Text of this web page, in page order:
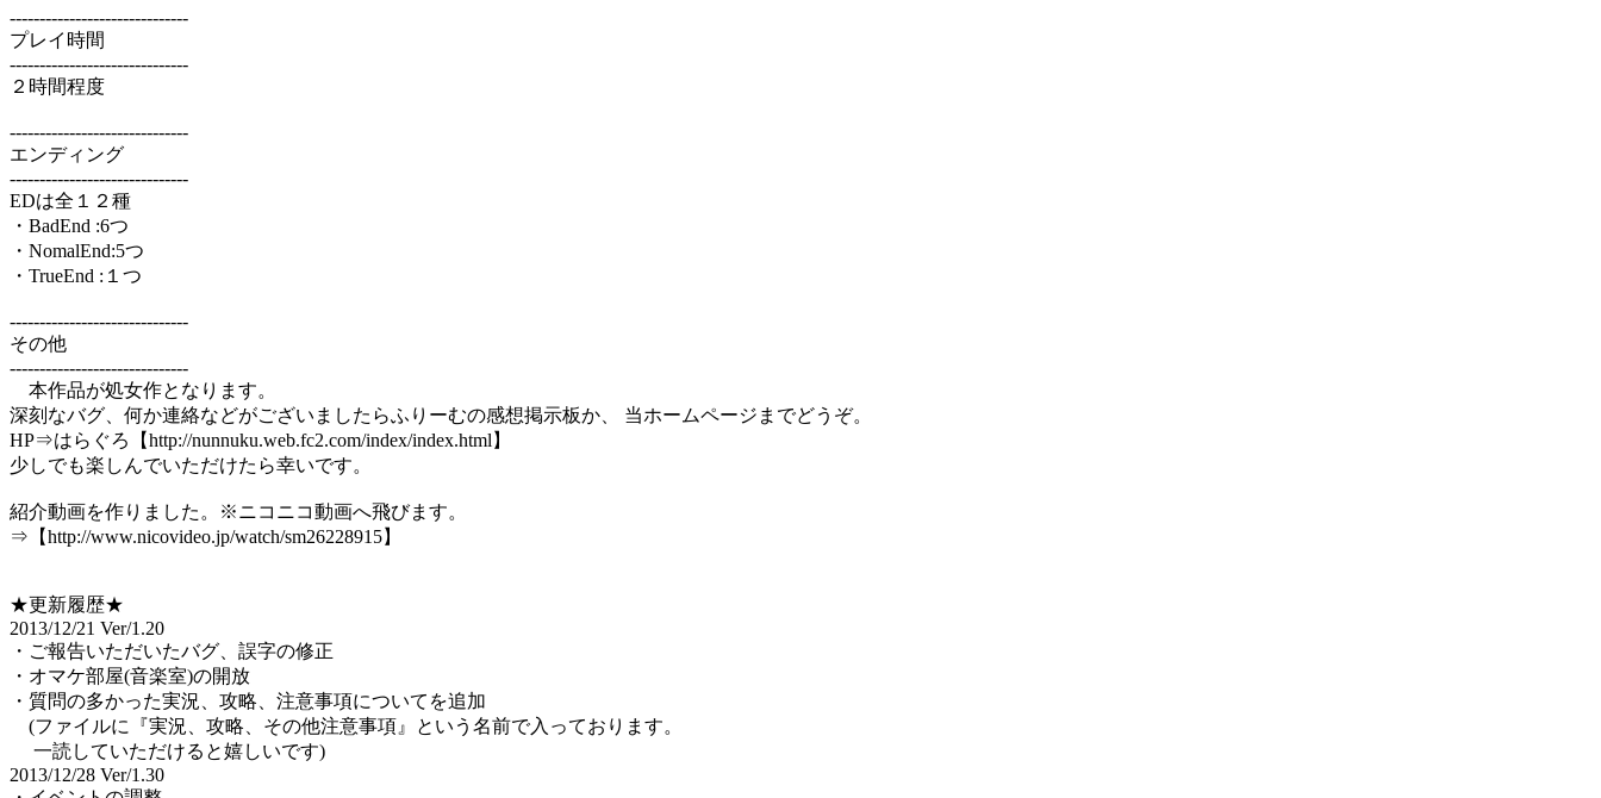
------------------------------
プレイ時間
------------------------------
２時間程度
------------------------------
エンディング
------------------------------
EDは全１２種
・BadEnd :6つ
・NomalEnd:5つ
・TrueEnd :１つ
------------------------------
その他
------------------------------
本作品が処女作となります。
深刻なバグ、何か連絡などがございましたらふりーむの感想掲示板か、 当ホームページまでどうぞ。
HP⇒はらぐろ【http://nunnuku.web.fc2.com/index/index.html】
少しでも楽しんでいただけたら幸いです。
紹介動画を作りました。※ニコニコ動画へ飛びます。
⇒【http://www.nicovideo.jp/watch/sm26228915】
★更新履歴★
2013/12/21 Ver/1.20
・ご報告いただいたバグ、誤字の修正
・オマケ部屋(音楽室)の開放
・質問の多かった実況、攻略、注意事項についてを追加
(ファイルに『実況、攻略、その他注意事項』という名前で入っております。
一読していただけると嬉しいです)
2013/12/28 Ver/1.30